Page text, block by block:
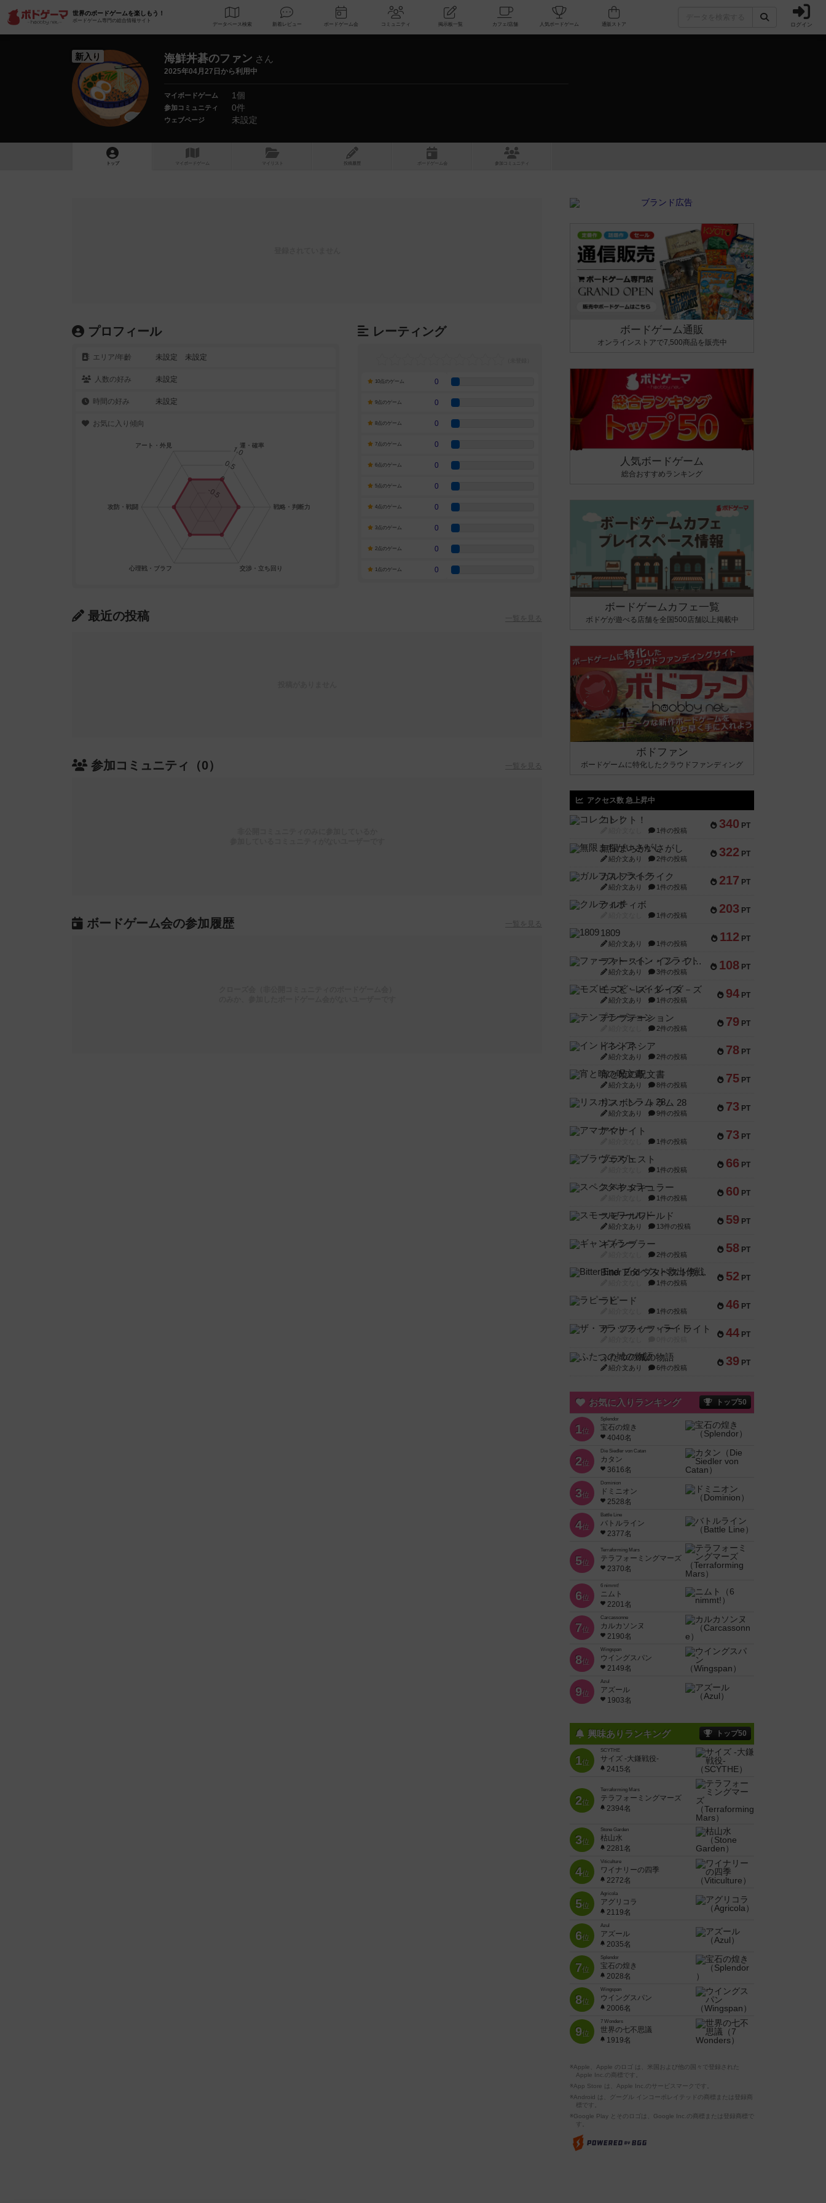
世界のボードゲームを楽しもう！
ボードゲーム専門の総合情報サイト
データベース 検索 新着レビュー ボードゲーム会 コミュニティ 掲示板一覧 カフェ/店舗 人気ボードゲーム ログイン
新入り 海鮮丼碁のファン さん
2025年04月27日から利用中
マイボードゲーム 1個
参加コミュニティ 0件
ウェブページ 未設定
トップ マイボードゲーム マイリスト 投稿履歴 ボ ドゲ ーム コミュニティ
プロフィール
エリア/年齡 未設定 未設定
人数の好み 未設定
時間の好み 未設定
お気に入り傾向
レーティング
10点のゲーム 0
9点のゲーム 0
8点のゲーム 0
7点のゲーム 0
6点のゲーム 0
5点のゲーム 0
4点のゲーム 0
3点のゲーム 0
2点のゲーム 0
1点のゲーム 0
最近の投稿 一覧を見る
参加コミュニティ（0） 一覧を見る
ボードゲーム会の参加履歴 一覧を見る
ボードゲーム通販
オンラインストアで7,500商品を販売中
人気ボードゲーム
総合おすすめランキング
ボードゲームカフェ一覧
ボドゲが遊べる店舗を全国500店舗以上掲載中
ボドファン
ボードゲームに特化したクラウドファンディング
アクセス数 急上昇中
340 PT
コレクト！
1件の投稿
322 PT
無限まちがいさがし
紹介文あり 2件の投稿
217 PT
ガルフストライク
紹介文あり 1件の投稿
203 PT
クルティボ
1件の投稿
112 PT
1809
紹介文あり 1件の投稿
108 PT
ファースト・イン・フライト
紹介文あり 3件の投稿
94 PT
モズビ－ズ・レイダ－ズ
紹介文あり 1件の投稿
79 PT
テンプテーション
2件の投稿
78 PT
インドネシア
紹介文あり 2件の投稿
75 PT
宵と暁の呪文書
紹介文あり 8件の投稿
73 PT
リスボン・トラム 28
紹介文あり 9件の投稿
73 PT
アマナイト
1件の投稿
66 PT
ブラヴェスト
1件の投稿
60 PT
スペクタキュラー
1件の投稿
59 PT
スモールワールド
紹介文あり 13件の投稿
58 PT
ギャンブラー
2件の投稿
52 PT
Bitter End ブタペスト救出作戦
1件の投稿
46 PT
ラピード
1件の投稿
44 PT
ザ・フラッフィー・ライト
39 PT
ふたつの城の物語
紹介文あり 6件の投稿
お気に入りランキング トップ50
1位
Splendor
宝石の煌き
4040名
2位
Die Siedler von Catan
カタン
3616名
3位
Dominion
ドミニオン
2528名
4位
Battle Line
バトルライン
2377名
5位
Terraforming Mars
テラフォーミングマーズ
2370名
6位
6 nimmt!
ニムト
2201名
7位
Carcassonne
カルカソンヌ
2190名
8位
Wingspan
ウイングスパン
2149名
9位
Azul
アズール
1903名
興味ありランキング トップ50
1位
SCYTHE
サイズ -大鎌戦役-
2415名
2位
Terraforming Mars
テラフォーミングマーズ
2394名
3位
Stone Garden
枯山水
2281名
4位
Viticulture
ワイナリーの四季
2272名
5位
Agricola
アグリコラ
2119名
6位
Azul
アズール
2035名
7位
Splendor
宝石の煌き
2028名
8位
Wingspan
ウイングスパン
2006名
9位
7 Wonders
世界の七不思議
1919名
※Apple、Apple のロゴ は、米国および他の国々で登録された
Apple Inc.の商標です。
※App Store は、Apple Inc.のサービスマークです。
※Android は、グーグル インコーポレイテッドの商標または登録商
標です。
※Google Play とそのロゴは、Google Inc.の商標または登録商標で
す。